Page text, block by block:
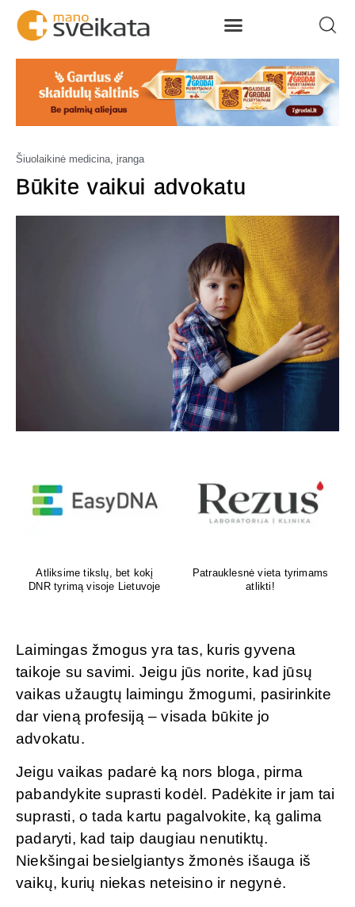
Šiuolaikinė medicina, įranga
Būkite vaikui advokatu
Venų ligų diagnostika,
lazerinis ir chirurginis
Psichoterapeutas
M.G.Maksimalietis
Laimingas žmogus yra tas, kuris gyvena
taikoje su savimi. Jeigu jūs norite, kad jūsų
vaikas užaugtų laimingu žmogumi, pasirinkite
dar vieną profesiją – visada būkite jo
advokatu.
Jeigu vaikas padarė ką nors bloga, pirma
pabandykite suprasti kodėl. Padėkite ir jam tai
suprasti, o tada kartu pagalvokite, ką galima
padaryti, kad taip daugiau nenutiktų.
Niekšingai besielgiantys žmonės išauga iš
vaikų, kurių niekas neteisino ir negynė.